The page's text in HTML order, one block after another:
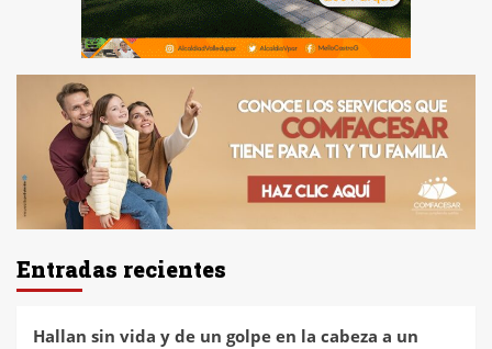
Entradas recientes
Hallan sin vida y de un golpe en la cabeza a un